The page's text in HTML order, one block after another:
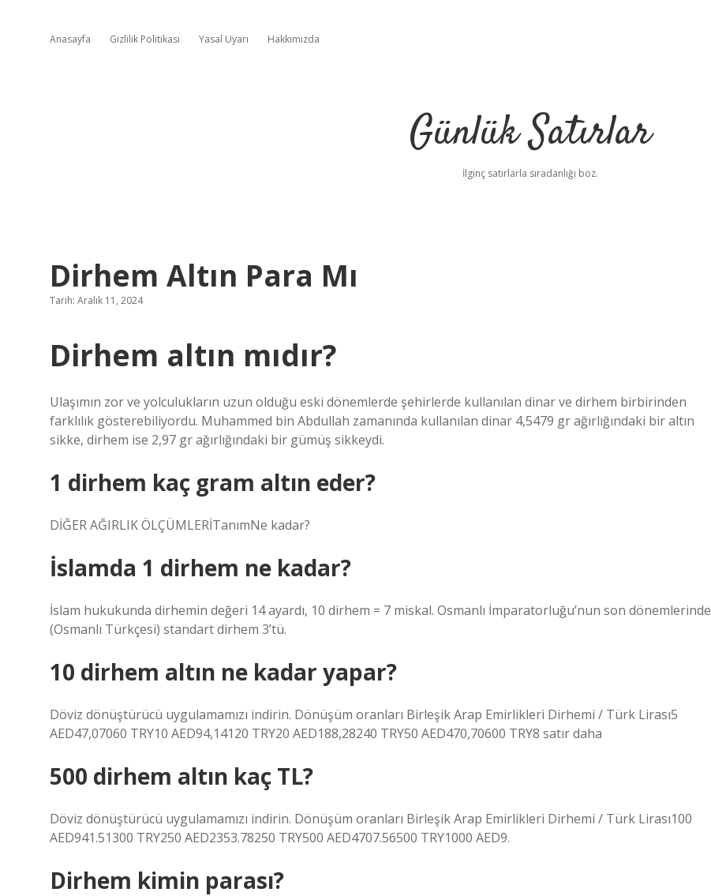
Anasayfa Gizlilik Politikası Yasal Uyarı Hakkımızda
Günlük Satırlar
İlginç satırlarla sıradanlığı boz.
Dirhem Altın Para Mı
Tarih: Aralık 11, 2024
Dirhem altın mıdır?
Ulaşımın zor ve yolculukların uzun olduğu eski dönemlerde şehirlerde kullanılan dinar ve dirhem birbirinden
farklılık gösterebiliyordu. Muhammed bin Abdullah zamanında kullanılan dinar 4,5479 gr ağırlığındaki bir altın
sikke, dirhem ise 2,97 gr ağırlığındaki bir gümüş sikkeydi.
1 dirhem kaç gram altın eder?
DİĞER AĞIRLIK ÖLÇÜMLERİTanımNe kadar?
İslamda 1 dirhem ne kadar?
İslam hukukunda dirhemin değeri 14 ayardı, 10 dirhem = 7 miskal. Osmanlı İmparatorluğu’nun son dönemlerinde
(Osmanlı Türkçesi) standart dirhem 3’tü.
10 dirhem altın ne kadar yapar?
Döviz dönüştürücü uygulamamızı indirin. Dönüşüm oranları Birleşik Arap Emirlikleri Dirhemi / Türk Lirası5
AED47,07060 TRY10 AED94,14120 TRY20 AED188,28240 TRY50 AED470,70600 TRY8 satır daha
500 dirhem altın kaç TL?
Döviz dönüştürücü uygulamamızı indirin. Dönüşüm oranları Birleşik Arap Emirlikleri Dirhemi / Türk Lirası100
AED941.51300 TRY250 AED2353.78250 TRY500 AED4707.56500 TRY1000 AED9.
Dirhem kimin parası?